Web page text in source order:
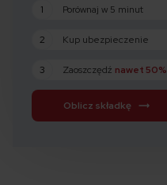
1 Porównaj w 5 minut
2 Kup ubezpieczenie
3 Zaoszczędź nawet 50%
Oblicz składkę